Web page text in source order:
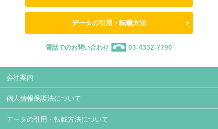
データの引用・転載方法
電話でのお問い合わせ 03-4332-7790
会社案内
個人情報保護法について
データの引用・転載方法について